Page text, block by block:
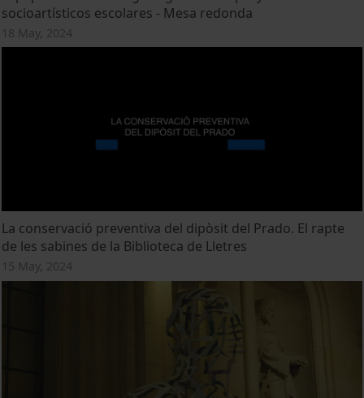
socioartísticos escolares - Mesa redonda
18 May, 2024
La conservació preventiva del dipòsit del Prado. El rapte
de les sabines de la Biblioteca de Lletres
15 May, 2024